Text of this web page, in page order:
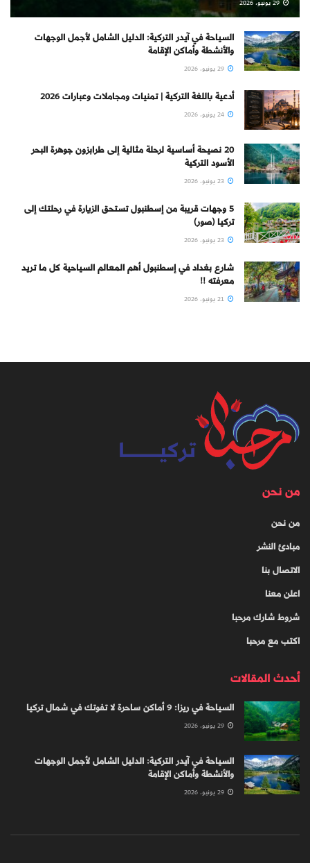
السياحة في آيدر التركية: الدليل الشامل لأجمل الوجهات
والأنشطة وأماكن الإقامة
أدعية باللغة التركية | تمنيات ومجاملات وعبارات 2026
20 نصيحة أساسية لرحلة مثالية إلى طرابزون جوهرة البحر
الأسود التركية
5 وجهات قريبة من إسطنبول تستحق الزيارة في رحلتك إلى
تركيا (صور)
شارع بغداد في إسطنبول أهم المعالم السياحية كل ما تريد
معرفته !!
من نحن
من نحن
مبادئ النشر
الاتصال بنا
اعلن معنا
شروط شارك مرحبا
اكتب مع مرحبا
أحدث المقالات
السياحة في ريزا: 9 أماكن ساحرة لا تفوتك في شمال تركيا
السياحة في آيدر التركية: الدليل الشامل لأجمل الوجهات
والأنشطة وأماكن الإقامة